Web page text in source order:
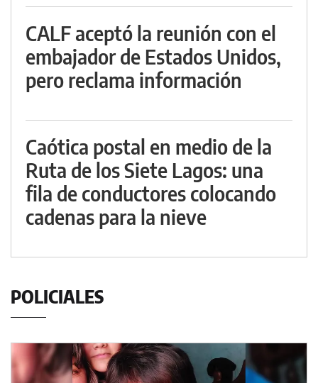
CALF aceptó la reunión con el
embajador de Estados Unidos,
pero reclama información
Caótica postal en medio de la
Ruta de los Siete Lagos: una
fila de conductores colocando
cadenas para la nieve
POLICIALES